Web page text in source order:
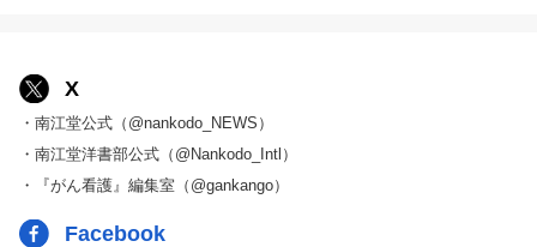
X
・南江堂公式（@nankodo_NEWS）
・南江堂洋書部公式（@Nankodo_Intl）
・『がん看護』編集室（@gankango）
Facebook